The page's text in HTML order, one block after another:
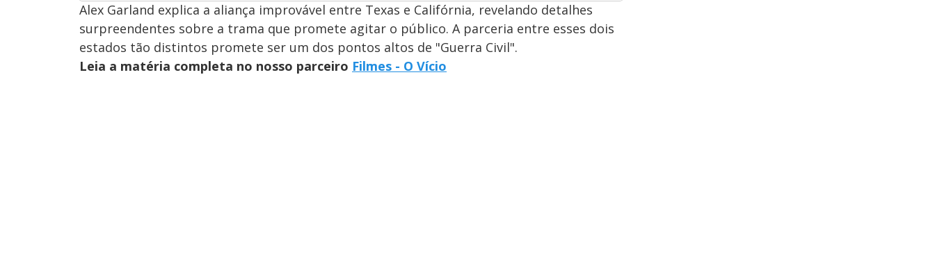
Alex Garland explica a aliança improvável entre Texas e Califórnia, revelando detalhes
surpreendentes sobre a trama que promete agitar o público. A parceria entre esses dois
estados tão distintos promete ser um dos pontos altos de "Guerra Civil".
Leia a matéria completa no nosso parceiro Filmes - O Vício